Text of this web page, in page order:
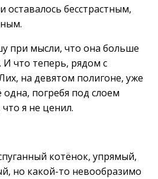
бесстрастным,
при мысли, что она больше
И что теперь, рядом с
на девятом полигоне, уже
погребя под слоем
я не ценил.
котёнок, упрямый,
но какой-то невообразимо